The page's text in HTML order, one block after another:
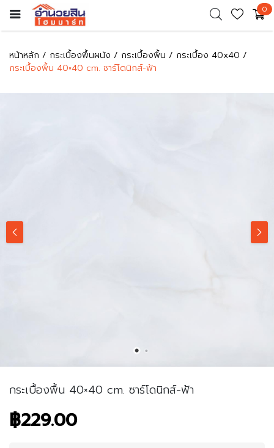
0
หน้าหลัก กระเบื้องพื้นผนัง กระเบื้องพื้น
กระเบื้อง 40x40
กระเบื้องพื้น 40×40 cm. ซาร์โดนิกส์-ฟ้า
กระเบื้องพื้น 40×40 cm. ซาร์โดนิกส์-ฟ้า
฿229.00